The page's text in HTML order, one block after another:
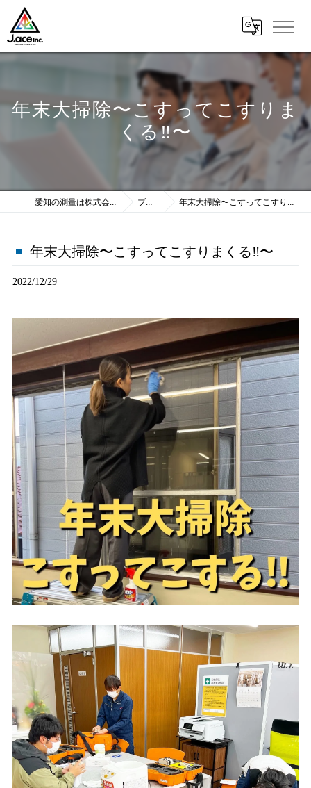
年末大掃除〜こすってこすりま
くる‼︎〜
愛知の測量は株式会社J.ace ブログ 年末大掃除〜こすってこすりまくる‼︎〜
年末大掃除〜こすってこすりまくる‼︎〜
2022/12/29